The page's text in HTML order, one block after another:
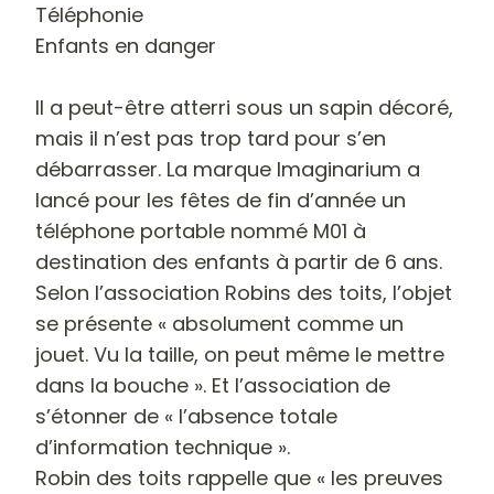
Téléphonie
Enfants en danger
Il a peut-être atterri sous un sapin décoré,
mais il n’est pas trop tard pour s’en
débarrasser. La marque Imaginarium a
lancé pour les fêtes de fin d’année un
téléphone portable nommé M01 à
destination des enfants à partir de 6 ans.
Selon l’association Robins des toits, l’objet
se présente « absolument comme un
jouet. Vu la taille, on peut même le mettre
dans la bouche ». Et l’association de
s’étonner de « l’absence totale
d’information technique ».
Robin des toits rappelle que « les preuves